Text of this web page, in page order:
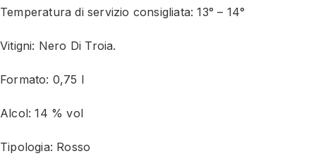
Temperatura di servizio consigliata: 13° – 14°
Vitigni: Nero Di Troia.
Formato: 0,75 l
Alcol: 14 % vol
Tipologia: Rosso